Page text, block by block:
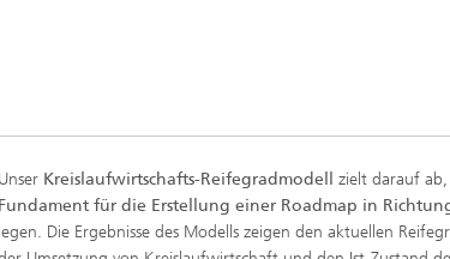
Unser Kreislaufwirtschafts-Reifegradmodell zielt darauf
Fundament für die Erstellung einer Roadmap in
legen. Die Ergebnisse des Modells zeigen den aktuellen